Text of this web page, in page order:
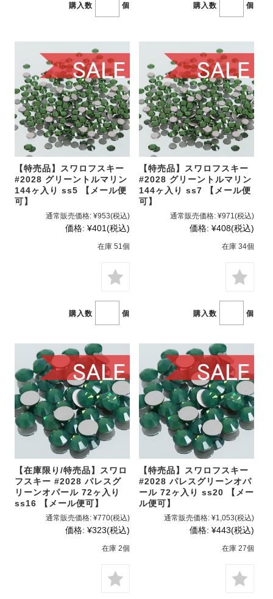
購入数 個 購入数 個
【特売品】スワロフスキー
#2028 グリーントルマリン
144ヶ入り ss5 【メール便
可】
通常販売価格: ¥953(税込)
価格: ¥401(税込)
在庫 51個
購入数 個
【特売品】スワロフスキー
#2028 グリーントルマリン
144ヶ入り ss7 【メール便
可】
通常販売価格: ¥971(税込)
価格: ¥408(税込)
在庫 34個
購入数 個
【在庫限り/特売品】スワロ
フスキー #2028 パレスグ
リーンオパール 72ヶ入り
ss16 【メール便可】
通常販売価格: ¥770(税込)
価格: ¥323(税込)
在庫 2個
【特売品】スワロフスキー
#2028 パレスグリーンオパ
ール 72ヶ入り ss20 【メー
ル便可】
通常販売価格: ¥1,053(税込)
価格: ¥443(税込)
在庫 27個